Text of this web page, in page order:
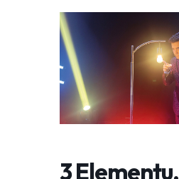
3 Elementu,